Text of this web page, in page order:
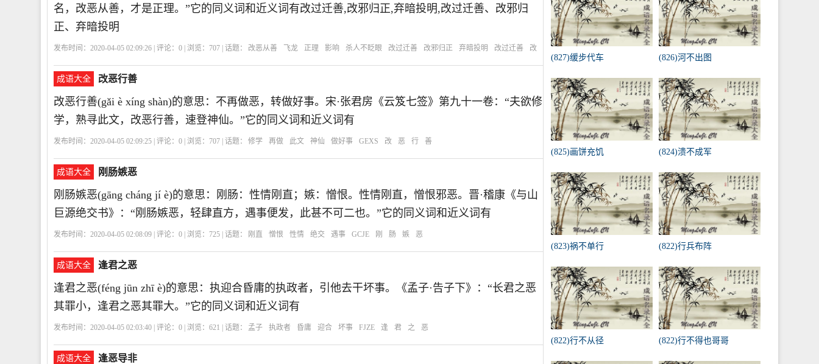
名，改恶从善，才是正理。”它的同义词和近义词有改过迁善,改邪归正,弃暗投明,改过迁善、改邪归
正、弃暗投明
发布时间：2020-04-05 02:09:26 | 评论： 0 | 浏览： 707 | 话题： 改恶从善 飞龙 正理 影响 杀人不眨眼 改过迁善 改邪归正 弃暗投明 改过迁善
改
邪归正
弃暗投明 GECS 改 恶 从 善
成语大全 改恶行善
改恶行善(gǎi è xíng shàn)的意思：不再做恶，转做好事。宋·张君房《云笈七签》第九十一卷：“夫欲修
学，熟寻此文，改恶行善，速登神仙。”它的同义词和近义词有
发布时间：2020-04-05 02:09:25 | 评论： 0 | 浏览： 707 | 话题： 修学 再做 此文 神仙 做好事 GEXS 改 恶 行 善
成语大全 刚肠嫉恶
刚肠嫉恶(gāng cháng jí è)的意思：刚肠：性情刚直；嫉：憎恨。性情刚直，憎恨邪恶。晋·稽康《与山
巨源绝交书》：“刚肠嫉恶，轻肆直方，遇事便发，此甚不可二也。”它的同义词和近义词有
发布时间：2020-04-05 02:08:09 | 评论： 0 | 浏览： 725 | 话题： 刚直 憎恨 性情 绝交 遇事 GCJE 刚 肠 嫉 恶
成语大全 逢君之恶
逢君之恶(féng jūn zhī è)的意思：执迎合昏庸的执政者，引他去干坏事。《孟子·告子下》：“长君之恶
其罪小，逢君之恶其罪大。”它的同义词和近义词有
发布时间：2020-04-05 02:03:40 | 评论： 0 | 浏览： 621 | 话题： 孟子 执政者 昏庸 迎合 坏事 FJZE 逢 君 之 恶
成语大全 逢恶导非
(827)缓步代车 (826)河不出图
(825)画饼充饥 (824)溃不成军
(823)祸不单行 (822)行兵布阵
(822)行不从径 (822)行不得也哥哥